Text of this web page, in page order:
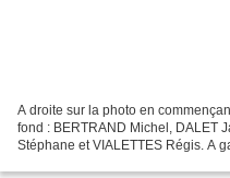
A droite sur la photo en
fond : BERTRAND Michel, DALET
Stéphane et VIALETTES Régis. A